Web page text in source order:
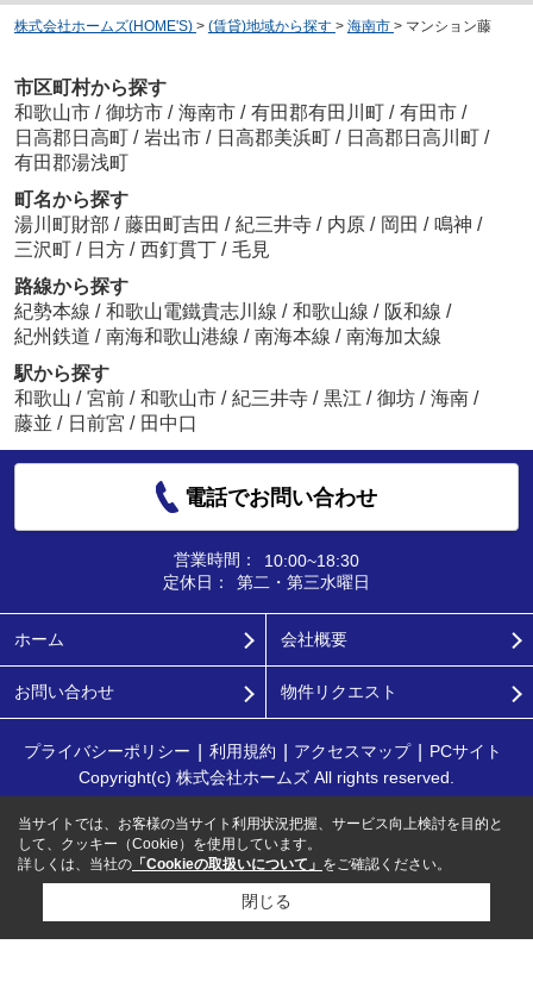
株式会社ホームズ(HOME'S) > (賃貸)地域から探す > 海南市 > マンション藤
市区町村から探す
和歌山市 / 御坊市 / 海南市 / 有田郡有田川町 / 有田市 /
日高郡日高町 / 岩出市 / 日高郡美浜町 / 日高郡日高川町 /
有田郡湯浅町
町名から探す
湯川町財部 / 藤田町吉田 / 紀三井寺 / 内原 / 岡田 / 鳴神 /
三沢町 / 日方 / 西釘貫丁 / 毛見
路線から探す
紀勢本線 / 和歌山電鐵貴志川線 / 和歌山線 / 阪和線 /
紀州鉄道 / 南海和歌山港線 / 南海本線 / 南海加太線
駅から探す
和歌山 / 宮前 / 和歌山市 / 紀三井寺 / 黒江 / 御坊 / 海南 /
藤並 / 日前宮 / 田中口
電話でお問い合わせ
営業時間：
10:00~18:30
定休日：
第二・第三水曜日
ホーム 会社概要
お問い合わせ 物件リクエスト
プライバシーポリシー 利用規約 アクセスマップ
PCサイト
Copyright(c) 株式会社ホームズ All rights reserved.
当サイトでは、お客様の当サイト利用状況把握、サービス向上検討を目的と
して、クッキー（Cookie）を使用しています。
詳しくは、当社の 「Cookieの取扱いについて」 をご確認ください。
閉じる